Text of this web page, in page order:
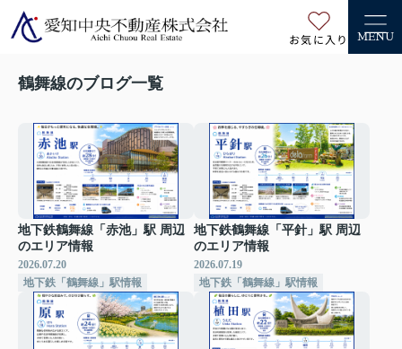
お気に入り MENU
鶴舞線のブログ一覧
地下鉄鶴舞線「赤池」駅 周辺
のエリア情報
2026.07.20
地下鉄「鶴舞線」駅情報
地下鉄鶴舞線「平針」駅 周辺
のエリア情報
2026.07.19
地下鉄「鶴舞線」駅情報